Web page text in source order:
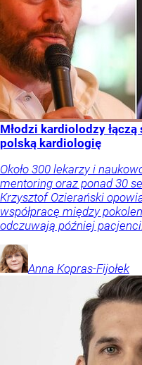
Młodzi kardiolodzy
polską kardiologię
Około 300 lekarzy i
mentoring oraz ponad 30
Krzysztof Ozierański
współpracę między
odczuwają później pacjenci.
Anna Kopras-Fijołek